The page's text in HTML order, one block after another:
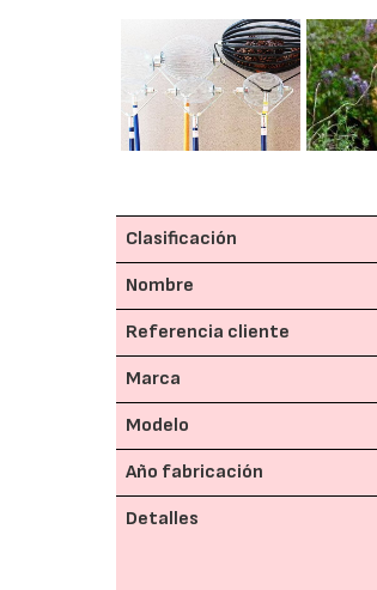
Clasificación
Nombre
Referencia cliente
Marca
Modelo
Año fabricación
Detalles